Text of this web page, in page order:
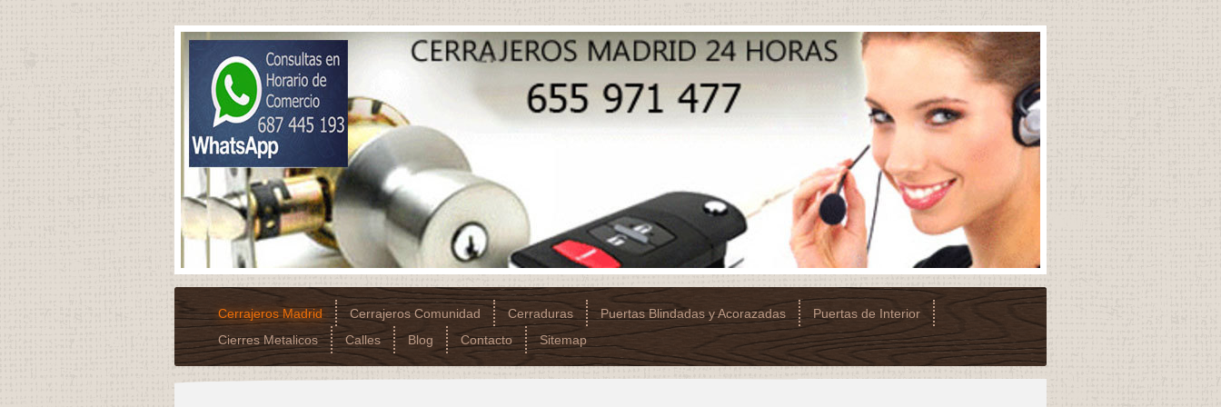
Cerrajeros Madrid Cerrajeros Comunidad Cerraduras Puertas Blindadas y Acorazadas
Puertas de Interior
Cierres Metalicos
Calles Blog Contacto Sitemap